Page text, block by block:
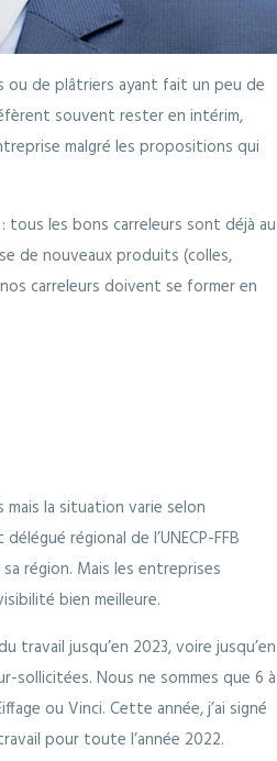
ou de plâtriers ayant fait un peu de
souvent rester en intérim,
malgré les propositions qui
tous les bons carreleurs sont déjà au
de nouveaux produits (colles,
carreleurs doivent se former en
la situation varie selon
régional de l’UNECP-FFB
région. Mais les entreprises
bien meilleure.
travail jusqu’en 2023, voire jusqu’en
Nous ne sommes que 6 à
ou Vinci. Cette année, j’ai signé
pour toute l’année 2022.